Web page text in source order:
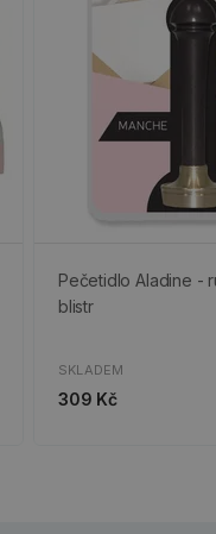
Pečetidlo Aladine -
blistr
SKLADEM
309 Kč